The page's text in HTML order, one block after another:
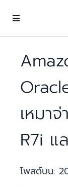
เหมา
R7i แ
โพสต์บน: